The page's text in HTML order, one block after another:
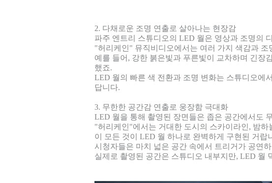
2. 다채로운 조명 연출로 살아나는 현장감
파주 엔트리 스튜디오의 LED 월은 영상과 조명의
"허리케인" 뮤직비디오에서는 여러 가지 색감과
예를 들어, 강한 붉은빛과 푸른빛이 교차하며 긴장
했죠.
LED 월의 빠른 색 전환과 조명 변화는 스튜디오에
답니다.
3. 무한한 공간감 연출로 웅장함 극대화
LED 월을 통해 촬영된 장면들은 좁은 공간에서도
"허리케인"에서는 거대한 도시의 스카이라인, 밤
이 모든 것이 LED 월 하나로 완벽하게 구현된 거랍
시청자들은 마치 넓은 공간 속에서 트리거가 공연
실제로 촬영된 공간은 스튜디오 내부지만, LED 월